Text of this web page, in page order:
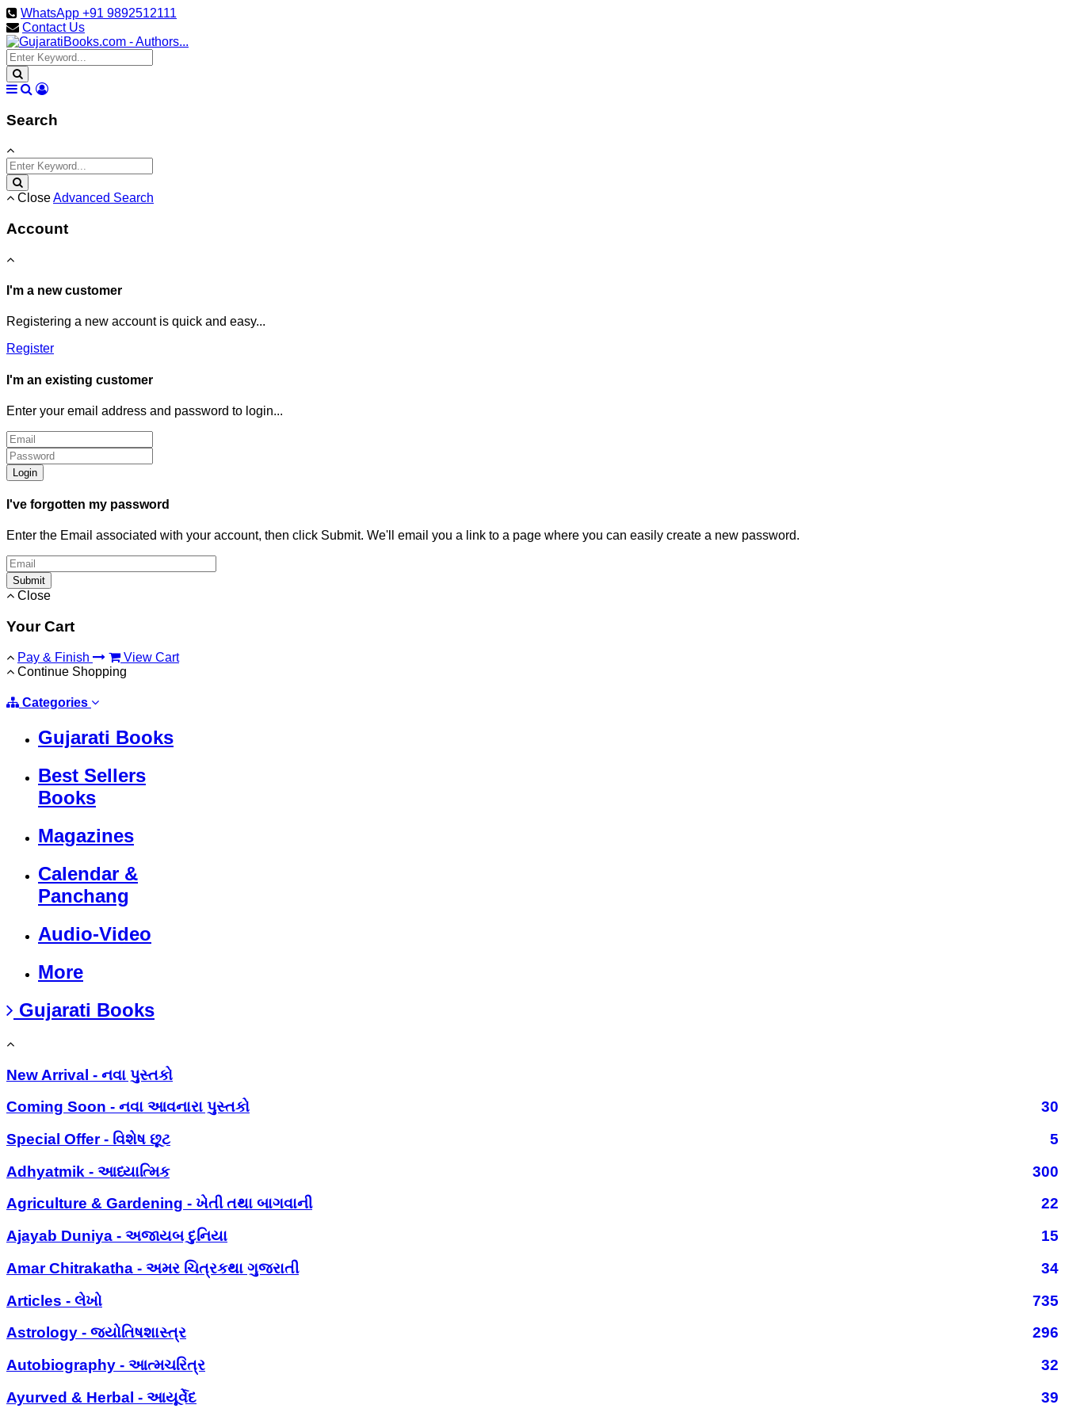
WhatsApp +91 9892512111
Contact Us
Search
CloseAdvanced Search
Account
I'm a new customer
Registering a new account is quick and easy...
Register
I'm an existing customer
Enter your email address and password to login...
Login
I've forgotten my password
Enter the Email associated with your account, then click Submit. We'll email you a link to a page where you can easily create a new password.
Submit
Close
Your Cart
Pay & Finish
View Cart
Continue Shopping
Categories
Gujarati Books
Best Sellers
Books
Magazines
Calendar &
Panchang
Audio-Video
More
Gujarati Books
New Arrival - નવા પુસ્તકો
Coming Soon - નવા આવનારા પુસ્તકો
30
Special Offer - વિશેષ છૂટ
5
Adhyatmik - આધ્યાત્મિક
300
Agriculture & Gardening - ખેતી તથા બાગવાની
22
Ajayab Duniya - અજાયબ દુનિયા
15
Amar Chitrakatha - અમર ચિત્રકથા ગુજરાતી
34
Articles - લેખો
735
Astrology - જ્યોતિષશાસ્ત્ર
296
Autobiography - આત્મચરિત્ર
32
Ayurved & Herbal - આયૂર્વેદ
39